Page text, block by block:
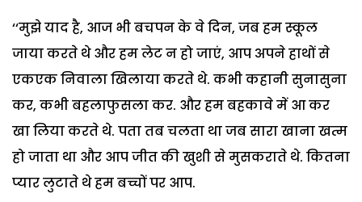
‘‘मुझे याद है, आज भी बचपन के वे दिन, जब हम स्कूल
जाया करते थे और हम लेट न हो जाएं, आप अपने हाथों से
एकएक निवाला खिलाया करते थे. कभी कहानी सुनासुना
कर, कभी बहलाफुसला कर. और हम बहकावे में आ कर
खा लिया करते थे. पता तब चलता था जब सारा खाना खत्म
हो जाता था और आप जीत की खुशी से मुसकराते थे. कितना
प्यार लुटाते थे हम बच्चों पर आप.